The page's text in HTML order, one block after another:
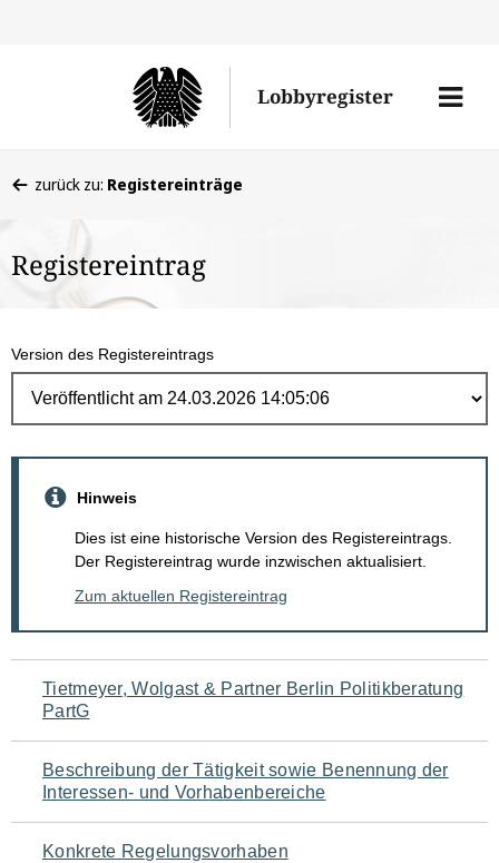
Lobbyregister
Menü
befinden
hier:
zurück zu: Registereinträge
Registereintrag
Version des Registereintrags
Hinweis
Dies ist eine historische Version des Registereintrags.
Der Registereintrag wurde inzwischen aktualisiert.
Zum aktuellen Registereintrag
Navigation
für
den
Seiteninhalt
Tietmeyer, Wolgast & Partner Berlin Politikberatung
PartG
Beschreibung der Tätigkeit sowie Benennung der
Interessen- und Vorhabenbereiche
Konkrete Regelungsvorhaben